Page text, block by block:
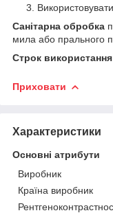
Санітарна обробка
мила або прального
Строк використання
Приховати
Характеристики
Основні атрибути
Виробник
Країна виробник